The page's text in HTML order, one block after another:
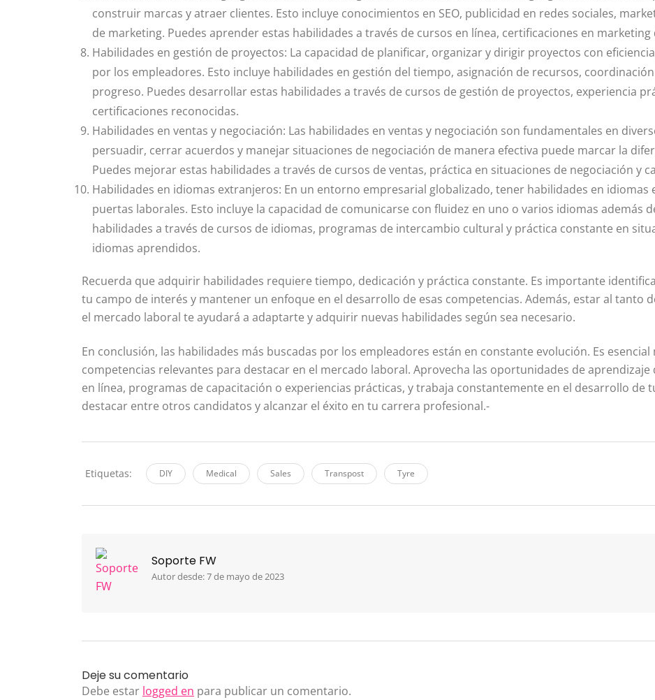
construir marcas y atraer clientes. Esto incluye conocimientos en SEO, publicidad en redes sociales,
de marketing. Puedes aprender estas habilidades a través de cursos en línea, certificaciones en
Habilidades en gestión de proyectos: La capacidad de planificar, organizar y dirigir proyectos con
por los empleadores. Esto incluye habilidades en gestión del tiempo, asignación de recursos,
progreso. Puedes desarrollar estas habilidades a través de cursos de gestión de proyectos, experiencia
certificaciones reconocidas.
Habilidades en ventas y negociación: Las habilidades en ventas y negociación son fundamentales en
persuadir, cerrar acuerdos y manejar situaciones de negociación de manera efectiva puede marcar la
Puedes mejorar estas habilidades a través de cursos de ventas, práctica en situaciones de negociación y
Habilidades en idiomas extranjeros: En un entorno empresarial globalizado, tener habilidades en
puertas laborales. Esto incluye la capacidad de comunicarse con fluidez en uno o varios idiomas además
habilidades a través de cursos de idiomas, programas de intercambio cultural y práctica constante en
idiomas aprendidos.
Recuerda que adquirir habilidades requiere tiempo, dedicación y práctica constante. Es importante
tu campo de interés y mantener un enfoque en el desarrollo de esas competencias. Además, estar al tanto
el mercado laboral te ayudará a adaptarte y adquirir nuevas habilidades según sea necesario.
En conclusión, las habilidades más buscadas por los empleadores están en constante evolución. Es
competencias relevantes para destacar en el mercado laboral. Aprovecha las oportunidades de aprendizaje
en línea, programas de capacitación o experiencias prácticas, y trabaja constantemente en el desarrollo de
destacar entre otros candidatos y alcanzar el éxito en tu carrera profesional.-
Etiquetas: DIY Medical Sales Transpost Tyre
Soporte FW
Autor desde: 7 de mayo de 2023
Deje su comentario
Debe estar logged en para publicar un comentario.